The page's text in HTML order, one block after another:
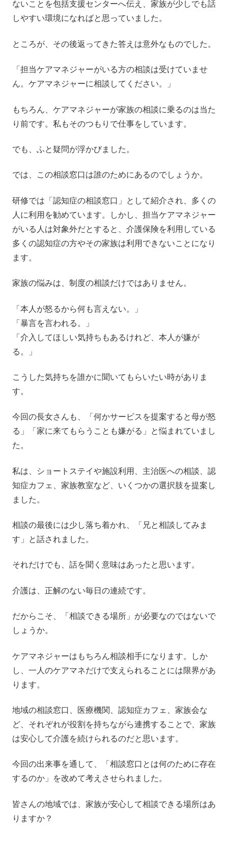
ないことを包括支援センターへ伝え、家族が少しでも話
しやすい環境になればと思っていました。
ところが、その後返ってきた答えは意外なものでした。
「担当ケアマネジャーがいる方の相談は受けていませ
ん。ケアマネジャーに相談してください。」
もちろん、ケアマネジャーが家族の相談に乗るのは当た
り前です。私もそのつもりで仕事をしています。
でも、ふと疑問が浮かびました。
では、この相談窓口は誰のためにあるのでしょうか。
研修では「認知症の相談窓口」として紹介され、多くの
人に利用を勧めています。しかし、担当ケアマネジャー
がいる人は対象外だとすると、介護保険を利用している
多くの認知症の方やその家族は利用できないことになり
ます。
家族の悩みは、制度の相談だけではありません。
「本人が怒るから何も言えない。」
「暴言を言われる。」
「介入してほしい気持ちもあるけれど、本人が嫌が
る。」
こうした気持ちを誰かに聞いてもらいたい時がありま
す。
今回の長女さんも、「何かサービスを提案すると母が怒
る」「家に来てもらうことも嫌がる」と悩まれていまし
た。
私は、ショートステイや施設利用、主治医への相談、認
知症カフェ、家族教室など、いくつかの選択肢を提案し
ました。
相談の最後には少し落ち着かれ、「兄と相談してみま
す」と話されました。
それだけでも、話を聞く意味はあったと思います。
介護は、正解のない毎日の連続です。
だからこそ、「相談できる場所」が必要なのではないで
しょうか。
ケアマネジャーはもちろん相談相手になります。しか
し、一人のケアマネだけで支えられることには限界があ
ります。
地域の相談窓口、医療機関、認知症カフェ、家族会な
ど、それぞれが役割を持ちながら連携することで、家族
は安心して介護を続けられるのだと思います。
今回の出来事を通して、「相談窓口とは何のために存在
するのか」を改めて考えさせられました。
皆さんの地域では、家族が安心して相談できる場所はあ
りますか？